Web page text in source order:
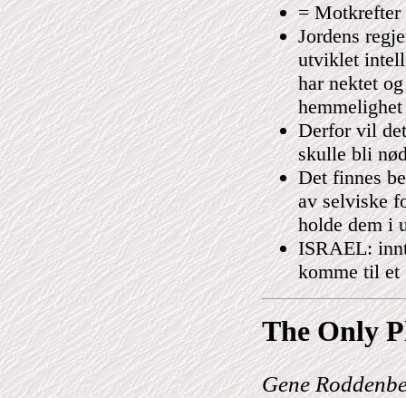
= Motkrefter
Jordens
utviklet
har nektet
Derfor vil
skulle bli
Det finnes
av selviske
holde dem i
ISRAEL:
komme til et
The Only
Gene